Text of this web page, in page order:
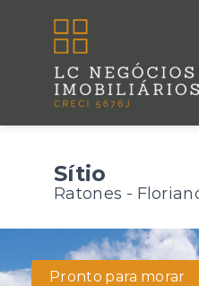
Sítio
Ratones -
Pronto para morar